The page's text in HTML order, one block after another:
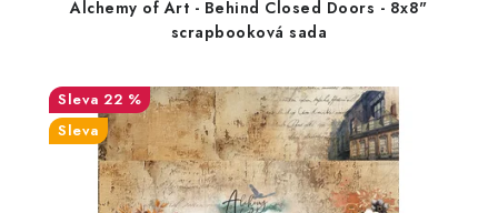
Alchemy of Art - Behind Closed Doors - 8x8"
scrapbooková sada
22 %
Sleva